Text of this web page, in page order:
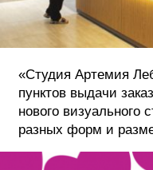
«Студия Артемия
пунктов выдачи
нового визуального
разных форм и